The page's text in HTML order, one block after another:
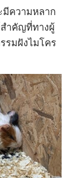
ความหลาก
ำคัญที่ทางผู้
รมฝังไมโคร